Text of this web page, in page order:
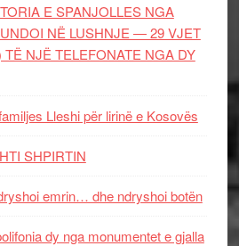
E SPANJOLLES NGA
NË LUSHNJE — 29 VJET
TË NJË TELEFONATE NGA DY
Lleshi për lirinë e Kosovës
SHPIRTIN
emrin… dhe ndryshoi botën
dy nga monumentet e gjalla